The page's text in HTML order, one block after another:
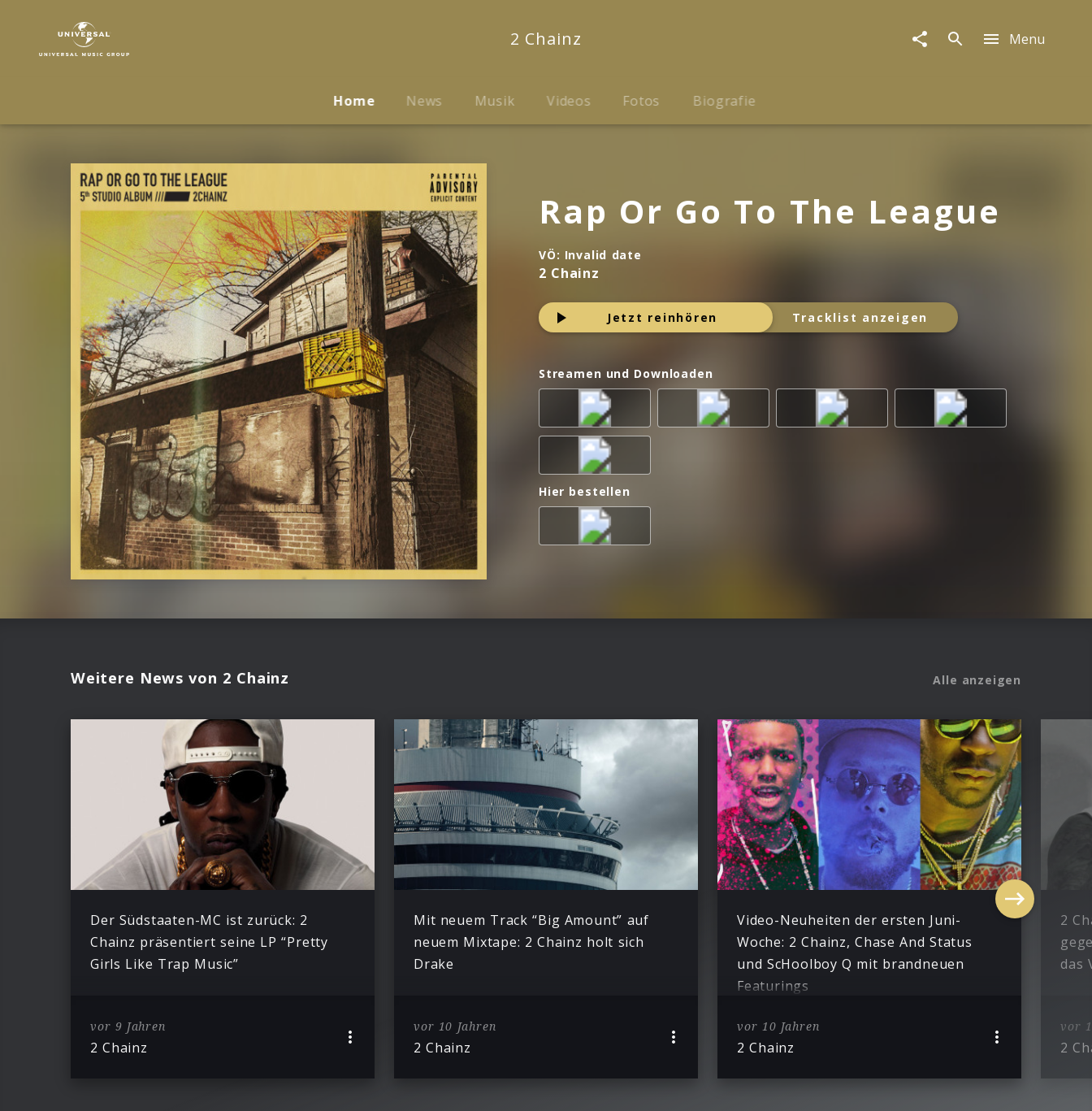
2 Chainz Menu
Home News Musik Videos Fotos Biografie
Rap Or Go To The League
VÖ: Invalid date
2 Chainz
Jetzt reinhören Tracklist anzeigen
Streamen und Downloaden
Hier bestellen
Weitere News von 2 Chainz Alle anzeigen
Der Südstaaten-MC ist zurück: 2
Chainz präsentiert seine LP “Pretty
Girls Like Trap Music”
vor 9 Jahren
2 Chainz
Mit neuem Track “Big Amount” auf
neuem Mixtape: 2 Chainz holt sich
Drake
vor 10 Jahren
2 Chainz
Video-Neuheiten der ersten Juni-
Woche: 2 Chainz, Chase And Status
und ScHoolboy Q mit brandneuen
Featurings
vor 10 Jahren
2 Chainz
2
das
vor
2